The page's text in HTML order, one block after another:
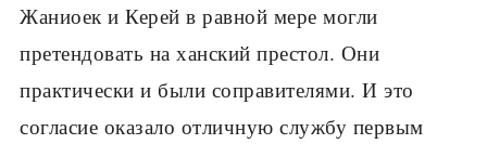
Жаниоек и Керей в равной мере могли
претендовать на ханский престол. Они
практически и были соправителями. И это
согласие оказало отличную службу первым